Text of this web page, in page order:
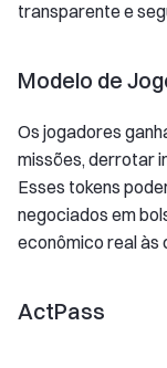
transparente e
Modelo de
Os jogadores
missões, derrotar
Esses tokens
negociados em
econômico real às
ActPass